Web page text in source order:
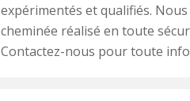
expérimentés et qualifiés.
cheminée réalisé en toute
Contactez-nous pour toute